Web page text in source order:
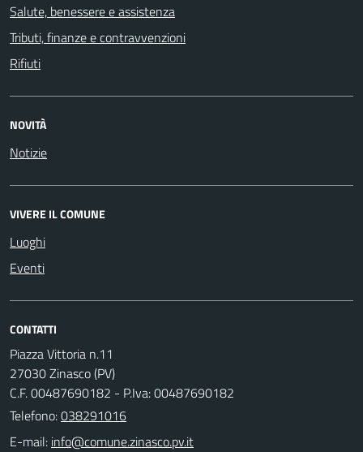
Salute, benessere e assistenza
Tributi, finanze e contravvenzioni
Rifiuti
NOVITÀ
Notizie
VIVERE IL COMUNE
Luoghi
Eventi
CONTATTI
Piazza Vittoria n.11
27030 Zinasco (PV)
C.F. 00487690182 - P.Iva: 00487690182
Telefono:038291016
E-mail: